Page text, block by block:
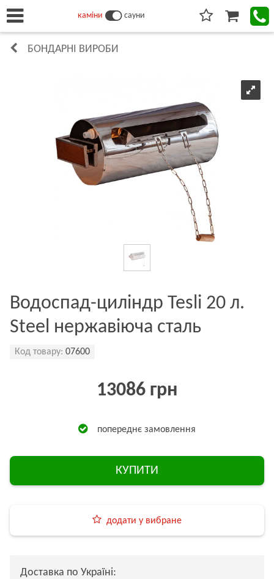
каміни сауни
БОНДАРНІ ВИРОБИ
Водоспад-циліндр Tesli 20 л.
Steel нержавіюча сталь
Код товару: 07600
13086 грн
попереднє замовлення
КУПИТИ
додати у вибране
Доставка по Україні: